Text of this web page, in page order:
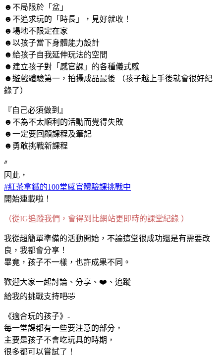
☻︎不局限於「盆」
☻︎不追求玩的「時長」，見好就收！
☻︎場地不限定在家
☻︎以孩子當下身體能力設計
☻︎給孩子自我延伸玩法的空間
☻︎建立孩子對「感官課」的各種儀式感
☻︎遊戲體驗第一，拍攝成品最後 （孩子越上手後就會很好紀
錄了）
『自己必須做到』
☻︎不為不太順利的活動而覺得失敗
☻︎一定要回顧課程及筆記
☻︎勇敢挑戰新課程
ᐥ
因此，
#紅茶拿鐵的100堂感官體驗課挑戰中
開始連載啦！
（從IG追蹤我們，會得到比網站更即時的課堂紀錄 ）
我從超簡單準備的活動開始，不論這堂很成功還是有需要改
良，我都會分享！
畢竟，孩子不一樣，也許成果不同。
歡迎大家一起討論、分享、❤️、追蹤
給我的挑戰支持吧🤣
《適合玩的孩子》-
每一堂課都有一些要注意的部分，
主要是孩子不會吃玩具的時期，
很多都可以嘗試了！